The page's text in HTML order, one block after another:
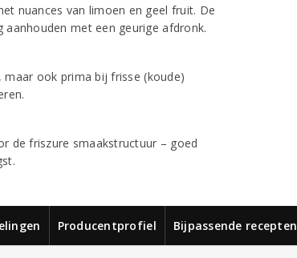
nuances van limoen en geel fruit. De
met een geurige afdronk.
ook prima bij frisse (koude)
de friszure smaakstructuur – goed
Producentprofiel Bijpassende recepten